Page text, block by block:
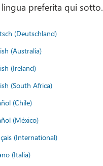
preferita qui sotto.
(Deutschland)
(Australia)
(Ireland)
(South Africa)
(Chile)
(México)
(International)
(Italia)